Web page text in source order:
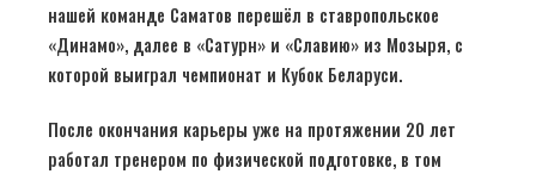
нашей команде Саматов перешёл в ставропольское
«Динамо», далее в «Сатурн» и «Славию» из Мозыря, с
которой выиграл чемпионат и Кубок Беларуси.
После окончания карьеры уже на протяжении 20 лет
работал тренером по физической подготовке, в том